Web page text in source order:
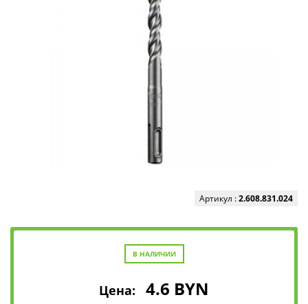
Артикул :2.608.831.024
В НАЛИЧИИ
Цена: 4.6 BYN